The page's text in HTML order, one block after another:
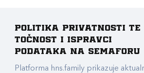
Politika privatnosti te
točnost i ispravci
podataka na Semaforu
Platforma hns.family prikazuje